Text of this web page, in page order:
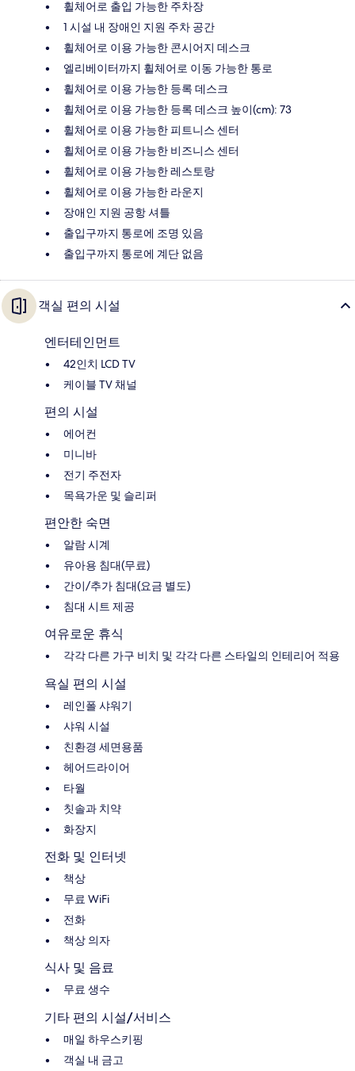
휠체어로 출입 가능한 주차장
1 시설 내 장애인 지원 주차 공간
휠체어로 이용 가능한 콘시어지 데스크
엘리베이터까지 휠체어로 이동 가능한 통로
휠체어로 이용 가능한 등록 데스크
휠체어로 이용 가능한 등록 데스크 높이(cm): 73
휠체어로 이용 가능한 피트니스 센터
휠체어로 이용 가능한 비즈니스 센터
휠체어로 이용 가능한 레스토랑
휠체어로 이용 가능한 라운지
장애인 지원 공항 셔틀
출입구까지 통로에 조명 있음
출입구까지 통로에 계단 없음
객실 편의 시설
엔터테인먼트
42인치 LCD TV
케이블 TV 채널
편의 시설
에어컨
미니바
전기 주전자
목욕가운 및 슬리퍼
편안한 숙면
알람 시계
유아용 침대(무료)
간이/추가 침대(요금 별도)
침대 시트 제공
여유로운 휴식
각각 다른 가구 비치 및 각각 다른 스타일의 인테리어 적용
욕실 편의 시설
레인폴 샤워기
샤워 시설
친환경 세면용품
헤어드라이어
타월
칫솔과 치약
화장지
전화 및 인터넷
책상
무료 WiFi
전화
책상 의자
식사 및 음료
무료 생수
기타 편의 시설/서비스
매일 하우스키핑
객실 내 금고